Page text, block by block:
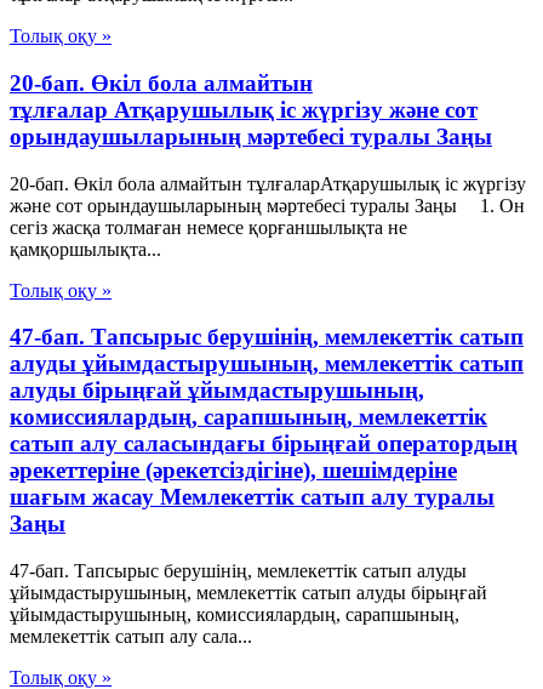
Толық оқу »
20-бап. Өкiл бола алмайтын
тұлғалар Атқарушылық iс жүргiзу және сот
орындаушыларының мәртебесi туралы Заңы
20-бап. Өкiл бола алмайтын тұлғаларАтқарушылық iс жүргiзу
және сот орындаушыларының мәртебесi туралы Заңы 1. Он
сегiз жасқа толмаған немесе қорғаншылықта не
қамқоршылықта...
Толық оқу »
47-бап. Тапсырыс берушінің, мемлекеттік сатып
алуды ұйымдастырушының, мемлекеттік сатып
алуды бірыңғай ұйымдастырушының,
комиссиялардың, сарапшының, мемлекеттік
сатып алу саласындағы бірыңғай оператордың
әрекеттеріне (әрекетсіздігіне), шешімдеріне
шағым жасау Мемлекеттiк сатып алу туралы
Заңы
47-бап. Тапсырыс берушінің, мемлекеттік сатып алуды
ұйымдастырушының, мемлекеттік сатып алуды бірыңғай
ұйымдастырушының, комиссиялардың, сарапшының,
мемлекеттік сатып алу сала...
Толық оқу »